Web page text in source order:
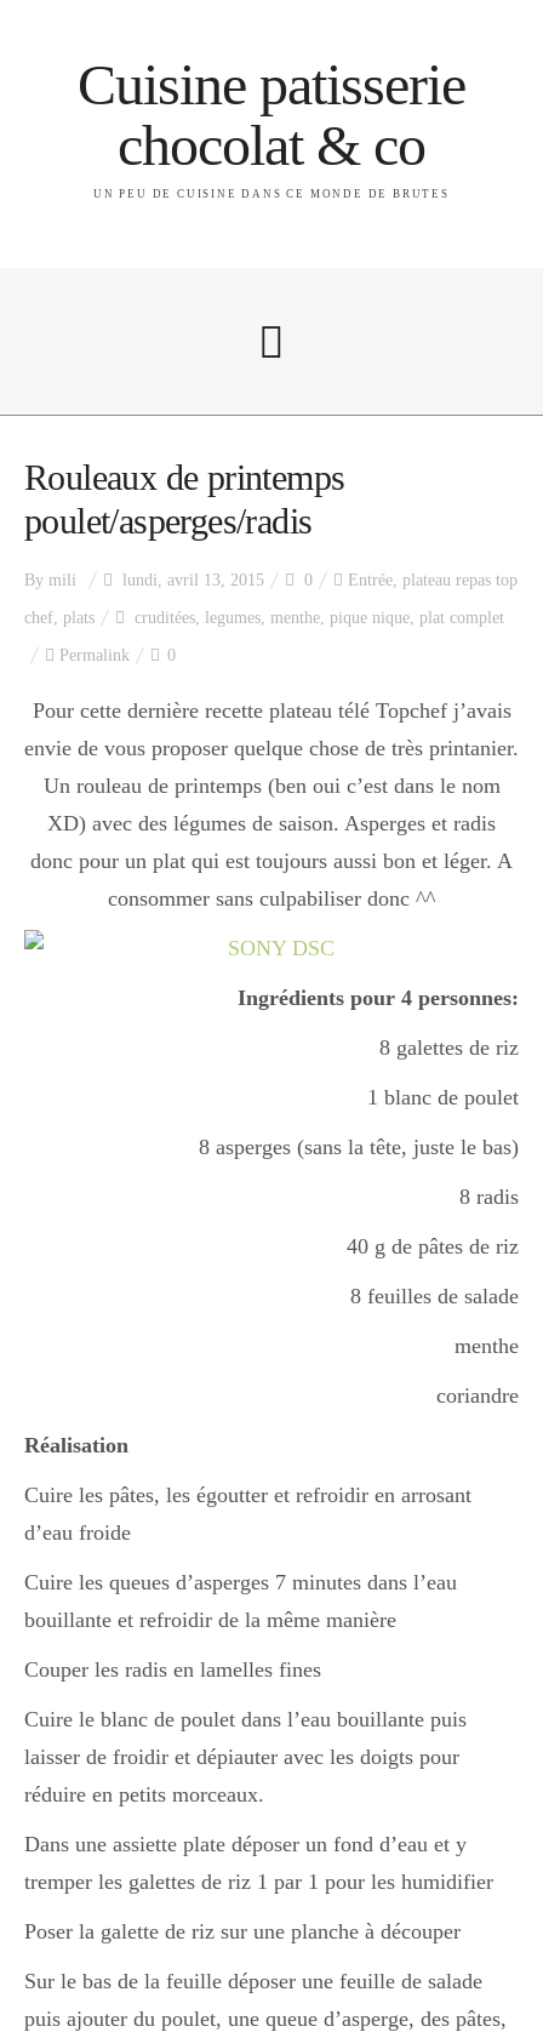
Cuisine patisserie
chocolat & co
UN PEU DE CUISINE DANS CE MONDE DE BRUTES
A propos
Index des recettes
Catégories
Apéro
Entrée
plats
Dessert
Mes amis en cuisine
Resto
Tuto
Divers
Semaines Spéciales
cupcake
apéro
Rouleaux de printemps
poulet/asperges/radis
By mili lundi, avril 13, 2015 0 Entrée, plateau repas top
chef, plats cruditées, legumes, menthe, pique nique, plat complet
Permalink 0
Pour cette dernière recette plateau télé Topchef j’avais
envie de vous proposer quelque chose de très printanier.
Un rouleau de printemps (ben oui c’est dans le nom
XD) avec des légumes de saison. Asperges et radis
donc pour un plat qui est toujours aussi bon et léger. A
consommer sans culpabiliser donc ^^
Ingrédients pour 4 personnes:
8 galettes de riz
1 blanc de poulet
8 asperges (sans la tête, juste le bas)
8 radis
40 g de pâtes de riz
8 feuilles de salade
menthe
coriandre
Réalisation
Cuire les pâtes, les égoutter et refroidir en arrosant
d’eau froide
Cuire les queues d’asperges 7 minutes dans l’eau
bouillante et refroidir de la même manière
Couper les radis en lamelles fines
Cuire le blanc de poulet dans l’eau bouillante puis
laisser de froidir et dépiauter avec les doigts pour
réduire en petits morceaux.
Dans une assiette plate déposer un fond d’eau et y
tremper les galettes de riz 1 par 1 pour les humidifier
Poser la galette de riz sur une planche à découper
Sur le bas de la feuille déposer une feuille de salade
puis ajouter du poulet, une queue d’asperge, des pâtes,